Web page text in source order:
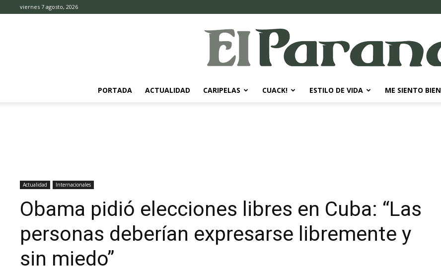
viernes 7 agosto, 2026
Diario
PORTADA ACTUALIDAD CARIPELAS CUACK! ESTILO DE VIDA ME SIENTO BIEN
Actualidad Internacionales
Obama pidió elecciones libres en Cuba: “Las
personas deberían expresarse libremente y
sin miedo”